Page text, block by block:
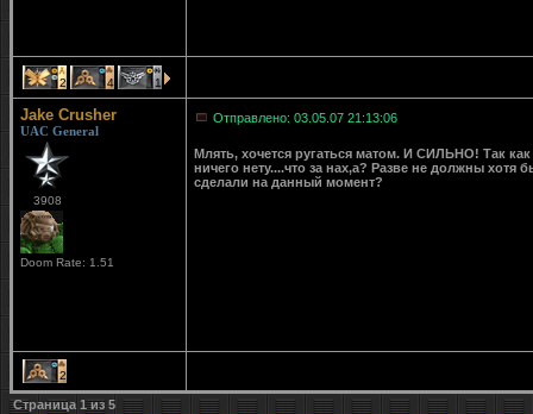
2 4 1
Jake Crusher
UAC General
3908
Doom Rate: 1.51
Отправлено: 03.05.07 21:13:06
Млять, хочется ругаться матом. И СИЛЬНО! Так
ничего нету....что за нах,а? Разве не должны хотя
сделали на данный момент?
2
Страница 1из 5